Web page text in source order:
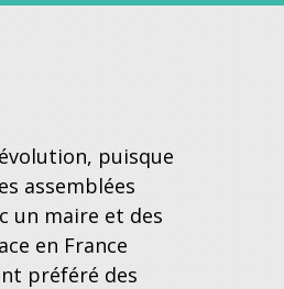
puisque
assemblées
un maire et des
en France
préféré des